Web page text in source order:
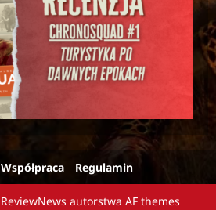
Współpraca Regulamin
ReviewNews autorstwa AF themes